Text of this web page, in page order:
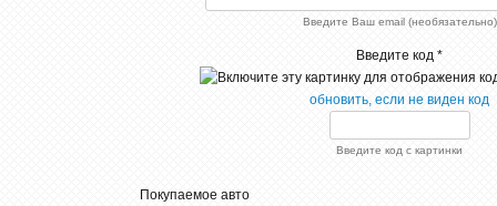
Введите Ваш email (необязательно)
Введите код *
обновить, если не виден код
Введите код с картинки
Покупаемое авто